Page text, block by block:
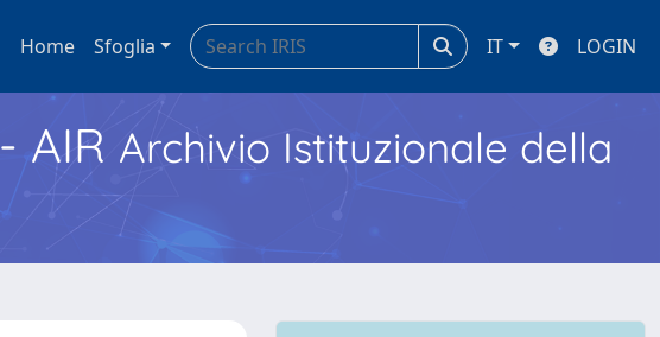
Home Sfoglia IT LOGIN
- AIR Archivio Istituzionale della